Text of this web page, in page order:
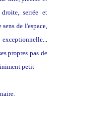
serrée et
de l'espace,
propres pas de
petit